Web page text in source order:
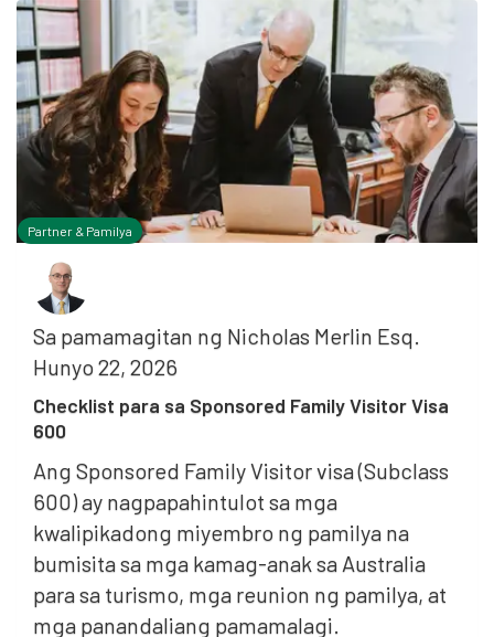
Partner & Pamilya
Sa pamamagitan ng Nicholas Merlin Esq.
Hunyo 22, 2026
Checklist para sa Sponsored Family Visitor Visa
600
Ang Sponsored Family Visitor visa (Subclass
600) ay nagpapahintulot sa mga
kwalipikadong miyembro ng pamilya na
bumisita sa mga kamag-anak sa Australia
para sa turismo, mga reunion ng pamilya, at
mga panandaliang pamamalagi.